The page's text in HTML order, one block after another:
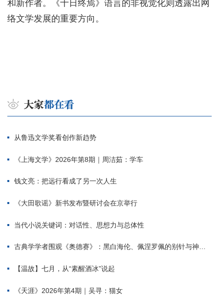
和新作者。《十日终焉》语言的非视觉化则透露出网
络文学发展的重要方向。
从鲁迅文学奖看创作新趋势
《上海文学》2026年第8期｜周洁茹：学车
钱文亮：把远行看成了另一次人生
《大田歌谣》新书发布暨研讨会在京举行
当代小说关键词：对话性、思想力与总体性
古典学学者围观《奥德赛》：黑白海伦、佩涅罗佩的别针与神秘入侵者
【温故】七月，从“素醒酒冰”说起
《天涯》2026年第4期｜吴寻：猫女